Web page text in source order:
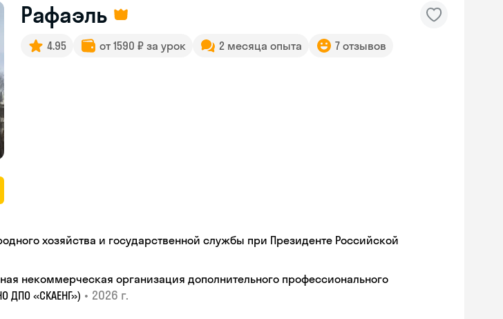
Рафаэль
4.95 от 1590 ₽ за урок 2 месяца опыта 7 отзывов
хозяйства и государственной службы при Президенте Российской
некоммерческая организация дополнительного профессионального
ДПО «СКАЕНГ») • 2026 г.